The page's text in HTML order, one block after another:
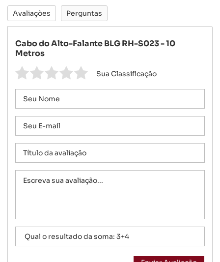
Avaliações Perguntas
Cabo do Alto-Falante BLG RH-S023 - 10
Metros
Sua Classificação